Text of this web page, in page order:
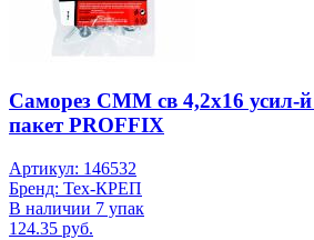
Саморез СММ св 4,2х16 усил-
пакет PROFFIX
Артикул: 146532
Бренд: Тех-КРЕП
В наличии 7 упак
124.35 руб.